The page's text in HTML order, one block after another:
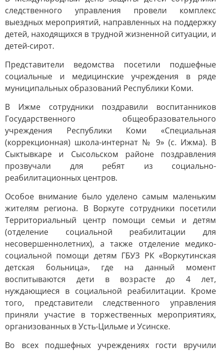
следственного управления провели комплекс
выездных мероприятий, направленных на поддержку
детей, находящихся в трудной жизненной ситуации, и
детей-сирот.
Представители ведомства посетили подшефные
социальные и медицинские учреждения в ряде
муниципальных образований Республики Коми.
В Ижме сотрудники поздравили воспитанников
Государственного общеобразовательного
учреждения Республики Коми «Специальная
(коррекционная) школа-интернат № 9» (с. Ижма). В
Сыктывкаре и Сысольском районе поздравления
прозвучали для ребят из социально-
реабилитационных центров.
Особое внимание было уделено самым маленьким
жителям региона. В Воркуте сотрудники посетили
Территориальный центр помощи семьи и детям
(отделение социальной реабилитации для
несовершеннолетних), а также отделение медико-
социальной помощи детям ГБУЗ РК «Воркутинская
детская больница», где на данный момент
воспитываются дети в возрасте до 4 лет,
нуждающиеся в социальной реабилитации. Кроме
того, представители следственного управления
приняли участие в торжественных мероприятиях,
организованных в Усть-Цильме и Усинске.
Во всех подшефных учреждениях гости вручили